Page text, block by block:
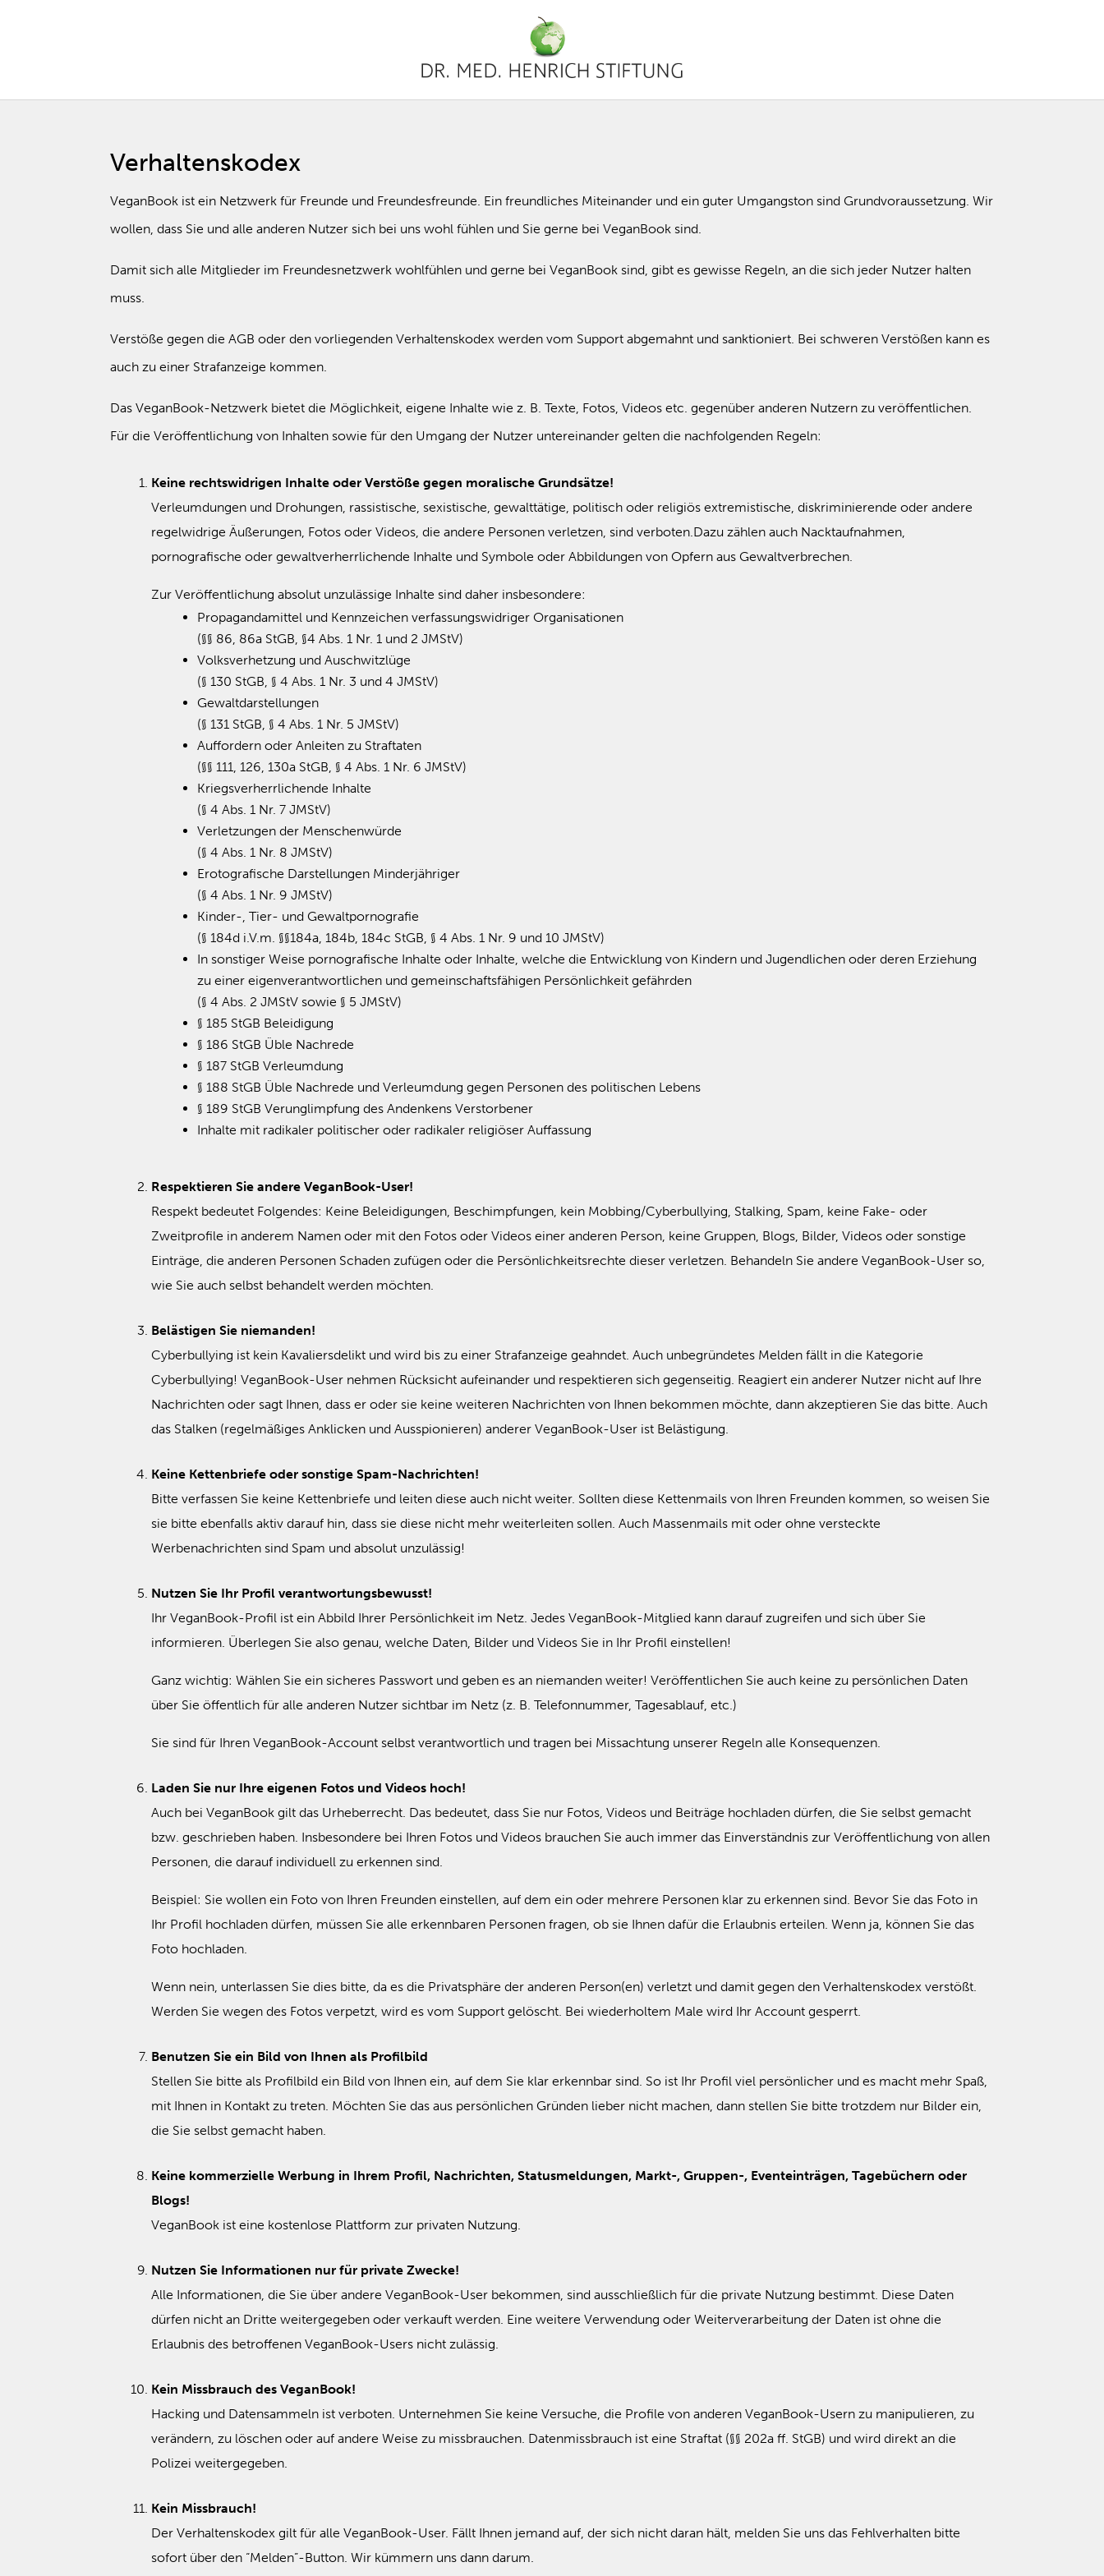
Verhaltenskodex
VeganBook ist ein Netzwerk für Freunde und Freundesfreunde. Ein freundliches Miteinander und ein guter Umgangston sind Grundvoraussetzung. Wir
wollen, dass Sie und alle anderen Nutzer sich bei uns wohl fühlen und Sie gerne bei VeganBook sind.
Damit sich alle Mitglieder im Freundesnetzwerk wohlfühlen und gerne bei VeganBook sind, gibt es gewisse Regeln, an die sich jeder Nutzer halten
muss.
Verstöße gegen die AGB oder den vorliegenden Verhaltenskodex werden vom Support abgemahnt und sanktioniert. Bei schweren Verstößen kann es
auch zu einer Strafanzeige kommen.
Das VeganBook-Netzwerk bietet die Möglichkeit, eigene Inhalte wie z. B. Texte, Fotos, Videos etc. gegenüber anderen Nutzern zu veröffentlichen.
Für die Veröffentlichung von Inhalten sowie für den Umgang der Nutzer untereinander gelten die nachfolgenden Regeln:
Keine rechtswidrigen Inhalte oder Verstöße gegen moralische Grundsätze!
Verleumdungen und Drohungen, rassistische, sexistische, gewalttätige, politisch oder religiös extremistische, diskriminierende oder andere
regelwidrige Äußerungen, Fotos oder Videos, die andere Personen verletzen, sind verboten.Dazu zählen auch Nacktaufnahmen,
pornografische oder gewaltverherrlichende Inhalte und Symbole oder Abbildungen von Opfern aus Gewaltverbrechen.
Zur Veröffentlichung absolut unzulässige Inhalte sind daher insbesondere:
Propagandamittel und Kennzeichen verfassungswidriger Organisationen
(§§ 86, 86a StGB, §4 Abs. 1 Nr. 1 und 2 JMStV)
Volksverhetzung und Auschwitzlüge
(§ 130 StGB, § 4 Abs. 1 Nr. 3 und 4 JMStV)
Gewaltdarstellungen
(§ 131 StGB, § 4 Abs. 1 Nr. 5 JMStV)
Auffordern oder Anleiten zu Straftaten
(§§ 111, 126, 130a StGB, § 4 Abs. 1 Nr. 6 JMStV)
Kriegsverherrlichende Inhalte
(§ 4 Abs. 1 Nr. 7 JMStV)
Verletzungen der Menschenwürde
(§ 4 Abs. 1 Nr. 8 JMStV)
Erotografische Darstellungen Minderjähriger
(§ 4 Abs. 1 Nr. 9 JMStV)
Kinder-, Tier- und Gewaltpornografie
(§ 184d i.V.m. §§184a, 184b, 184c StGB, § 4 Abs. 1 Nr. 9 und 10 JMStV)
In sonstiger Weise pornografische Inhalte oder Inhalte, welche die Entwicklung von Kindern und Jugendlichen oder deren Erziehung
zu einer eigenverantwortlichen und gemeinschaftsfähigen Persönlichkeit gefährden
(§ 4 Abs. 2 JMStV sowie § 5 JMStV)
§ 185 StGB Beleidigung
§ 186 StGB Üble Nachrede
§ 187 StGB Verleumdung
§ 188 StGB Üble Nachrede und Verleumdung gegen Personen des politischen Lebens
§ 189 StGB Verunglimpfung des Andenkens Verstorbener
Inhalte mit radikaler politischer oder radikaler religiöser Auffassung
Respektieren Sie andere VeganBook-User!
Respekt bedeutet Folgendes: Keine Beleidigungen, Beschimpfungen, kein Mobbing/Cyberbullying, Stalking, Spam, keine Fake- oder
Zweitprofile in anderem Namen oder mit den Fotos oder Videos einer anderen Person, keine Gruppen, Blogs, Bilder, Videos oder sonstige
Einträge, die anderen Personen Schaden zufügen oder die Persönlichkeitsrechte dieser verletzen. Behandeln Sie andere VeganBook-User so,
wie Sie auch selbst behandelt werden möchten.
Belästigen Sie niemanden!
Cyberbullying ist kein Kavaliersdelikt und wird bis zu einer Strafanzeige geahndet. Auch unbegründetes Melden fällt in die Kategorie
Cyberbullying! VeganBook-User nehmen Rücksicht aufeinander und respektieren sich gegenseitig. Reagiert ein anderer Nutzer nicht auf Ihre
Nachrichten oder sagt Ihnen, dass er oder sie keine weiteren Nachrichten von Ihnen bekommen möchte, dann akzeptieren Sie das bitte. Auch
das Stalken (regelmäßiges Anklicken und Ausspionieren) anderer VeganBook-User ist Belästigung.
Keine Kettenbriefe oder sonstige Spam-Nachrichten!
Bitte verfassen Sie keine Kettenbriefe und leiten diese auch nicht weiter. Sollten diese Kettenmails von Ihren Freunden kommen, so weisen Sie
sie bitte ebenfalls aktiv darauf hin, dass sie diese nicht mehr weiterleiten sollen. Auch Massenmails mit oder ohne versteckte
Werbenachrichten sind Spam und absolut unzulässig!
Nutzen Sie Ihr Profil verantwortungsbewusst!
Ihr VeganBook-Profil ist ein Abbild Ihrer Persönlichkeit im Netz. Jedes VeganBook-Mitglied kann darauf zugreifen und sich über Sie
informieren. Überlegen Sie also genau, welche Daten, Bilder und Videos Sie in Ihr Profil einstellen!
Ganz wichtig: Wählen Sie ein sicheres Passwort und geben es an niemanden weiter! Veröffentlichen Sie auch keine zu persönlichen Daten
über Sie öffentlich für alle anderen Nutzer sichtbar im Netz (z. B. Telefonnummer, Tagesablauf, etc.)
Sie sind für Ihren VeganBook-Account selbst verantwortlich und tragen bei Missachtung unserer Regeln alle Konsequenzen.
Laden Sie nur Ihre eigenen Fotos und Videos hoch!
Auch bei VeganBook gilt das Urheberrecht. Das bedeutet, dass Sie nur Fotos, Videos und Beiträge hochladen dürfen, die Sie selbst gemacht
bzw. geschrieben haben. Insbesondere bei Ihren Fotos und Videos brauchen Sie auch immer das Einverständnis zur Veröffentlichung von allen
Personen, die darauf individuell zu erkennen sind.
Beispiel: Sie wollen ein Foto von Ihren Freunden einstellen, auf dem ein oder mehrere Personen klar zu erkennen sind. Bevor Sie das Foto in
Ihr Profil hochladen dürfen, müssen Sie alle erkennbaren Personen fragen, ob sie Ihnen dafür die Erlaubnis erteilen. Wenn ja, können Sie das
Foto hochladen.
Wenn nein, unterlassen Sie dies bitte, da es die Privatsphäre der anderen Person(en) verletzt und damit gegen den Verhaltenskodex verstößt.
Werden Sie wegen des Fotos verpetzt, wird es vom Support gelöscht. Bei wiederholtem Male wird Ihr Account gesperrt.
Benutzen Sie ein Bild von Ihnen als Profilbild
Stellen Sie bitte als Profilbild ein Bild von Ihnen ein, auf dem Sie klar erkennbar sind. So ist Ihr Profil viel persönlicher und es macht mehr Spaß,
mit Ihnen in Kontakt zu treten. Möchten Sie das aus persönlichen Gründen lieber nicht machen, dann stellen Sie bitte trotzdem nur Bilder ein,
die Sie selbst gemacht haben.
Keine kommerzielle Werbung in Ihrem Profil, Nachrichten, Statusmeldungen, Markt-, Gruppen-, Eventeinträgen, Tagebüchern oder
Blogs!
VeganBook ist eine kostenlose Plattform zur privaten Nutzung.
Nutzen Sie Informationen nur für private Zwecke!
Alle Informationen, die Sie über andere VeganBook-User bekommen, sind ausschließlich für die private Nutzung bestimmt. Diese Daten
dürfen nicht an Dritte weitergegeben oder verkauft werden. Eine weitere Verwendung oder Weiterverarbeitung der Daten ist ohne die
Erlaubnis des betroffenen VeganBook-Users nicht zulässig.
Kein Missbrauch des VeganBook!
Hacking und Datensammeln ist verboten. Unternehmen Sie keine Versuche, die Profile von anderen VeganBook-Usern zu manipulieren, zu
verändern, zu löschen oder auf andere Weise zu missbrauchen. Datenmissbrauch ist eine Straftat (§§ 202a ff. StGB) und wird direkt an die
Polizei weitergegeben.
Kein Missbrauch!
Der Verhaltenskodex gilt für alle VeganBook-User. Fällt Ihnen jemand auf, der sich nicht daran hält, melden Sie uns das Fehlverhalten bitte
sofort über den “Melden”-Button. Wir kümmern uns dann darum.